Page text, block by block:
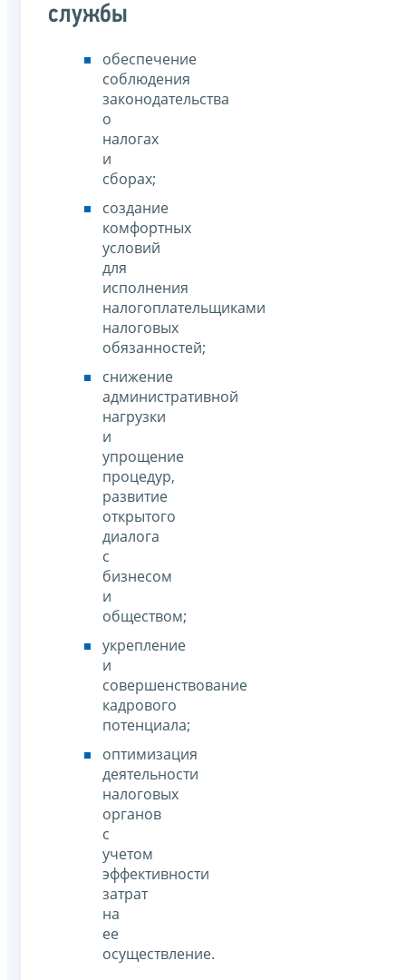
службы
обеспечение
соблюдения
законодательства
о
налогах
и
сборах;
создание
комфортных
условий
для
исполнения
налогоплательщиками
налоговых
обязанностей;
снижение
административной
нагрузки
и
упрощение
процедур,
развитие
открытого
диалога
с
бизнесом
и
обществом;
укрепление
и
совершенствование
кадрового
потенциала;
оптимизация
деятельности
налоговых
органов
с
учетом
эффективности
затрат
на
ее
осуществление.